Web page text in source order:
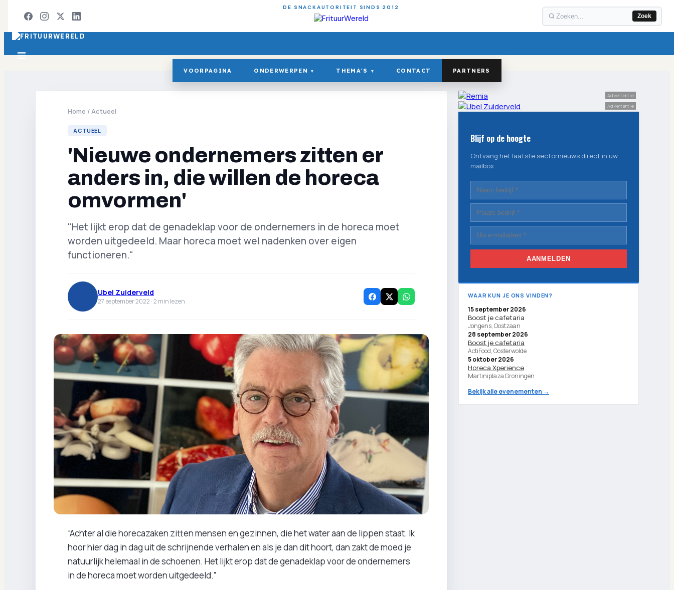
DE SNACKAUTORITEIT SINDS 2012
Zoek
VOORPAGINA ONDERWERPEN ▾ THEMA'S ▾ CONTACT PARTNERS
Home /Actueel
ACTUEEL
'Nieuwe ondernemers zitten er
anders in, die willen de horeca
omvormen'
"Het lijkt erop dat de genadeklap voor de ondernemers in de horeca moet
worden uitgedeeld. Maar horeca moet wel nadenken over eigen
functioneren."
Ubel Zuiderveld
27 september 2022 ·2 min lezen
“Achter al die horecazaken zitten mensen en gezinnen, die het water aan de lippen staat. Ik
hoor hier dag in dag uit de schrijnende verhalen en als je dan dit hoort, dan zakt de moed je
natuurlijk helemaal in de schoenen. Het lijkt erop dat de genadeklap voor de ondernemers
in de horeca moet worden uitgedeeld.”
Advertentie
Advertentie
Blijf op de hoogte
Ontvang het laatste sectornieuws direct in uw
mailbox.
AANMELDEN
WAAR KUN JE ONS VINDEN?
15 september 2026
Boost je cafetaria
Jongens, Oostzaan
28 september 2026
Boost je cafetaria
ActiFood, Oosterwolde
5 oktober 2026
Horeca Xperience
Martiniplaza Groningen
Bekijk alle evenementen →